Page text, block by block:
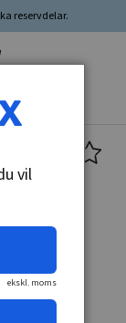
reservdelar.
vil
ekskl. moms